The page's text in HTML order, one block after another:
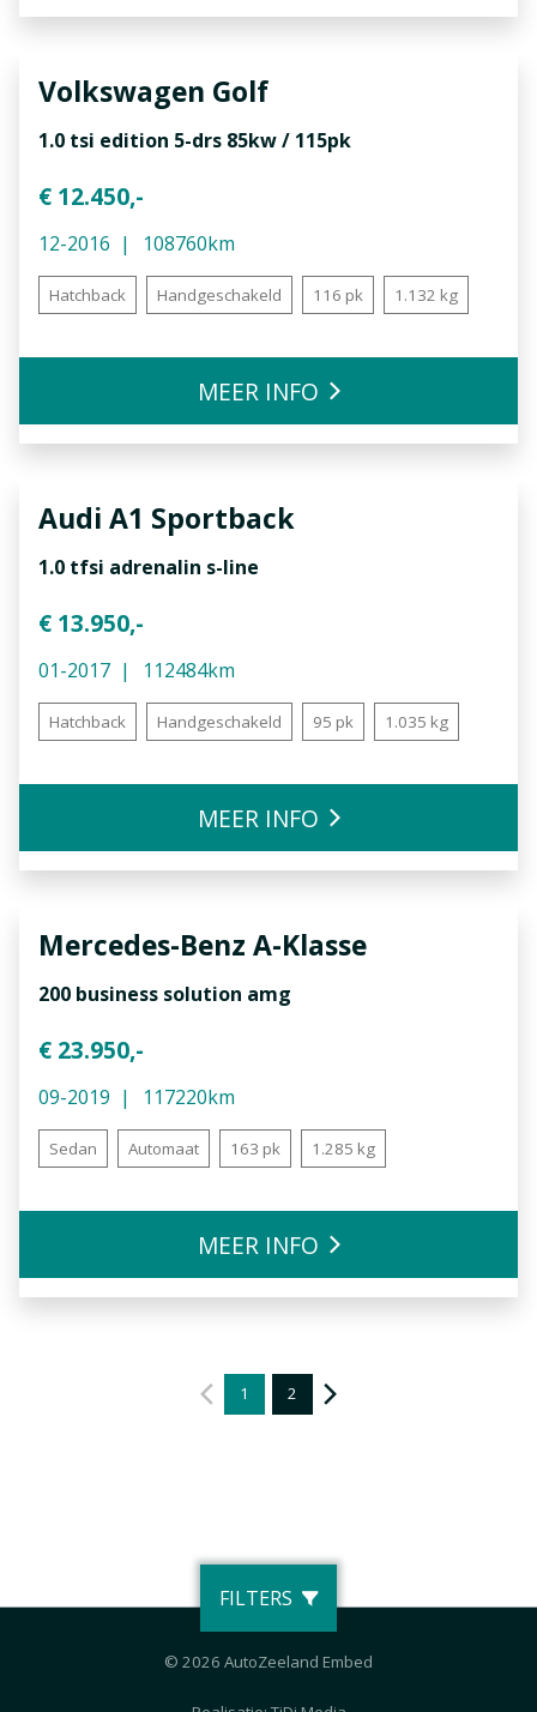
FILTERS
Volkswagen Golf
1.0 tsi edition 5-drs 85kw / 115pk
€ 12.450,-
12-2016 108760km
Hatchback Handgeschakeld 116 pk 1.132 kg
MEER INFO
Audi A1 Sportback
1.0 tfsi adrenalin s-line
€ 13.950,-
01-2017 112484km
Hatchback Handgeschakeld 95 pk 1.035 kg
MEER INFO
Mercedes-Benz A-Klasse
200 business solution amg
€ 23.950,-
09-2019 117220km
Sedan Automaat 163 pk 1.285 kg
MEER INFO
1 2
© 2026 AutoZeeland Embed